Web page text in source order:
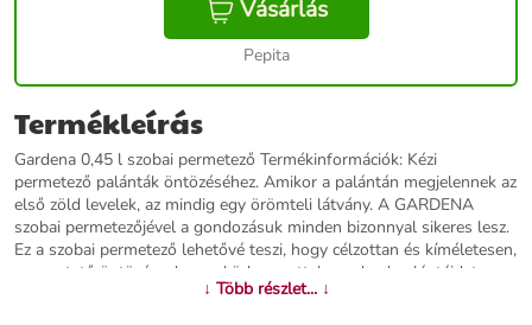
Vásárlás
Pepita
Termékleírás
Gardena 0,45 l szobai permetező Termékinformációk: Kézi
permetező palánták öntözéséhez. Amikor a palántán megjelennek az
első zöld levelek, az mindig egy örömteli látvány. A GARDENA
szobai permetezőjével a gondozásuk minden bizonnyal sikeres lesz.
Ez a szobai permetező lehetővé teszi, hogy célzottan és kíméletesen,
csepegtető öntözéssel vagy ködpermettel gondozd palántáidat,
megakadályozva a kis növények és a talaj kimosását. Élvezni fogod
↓ Több részlet... ↓